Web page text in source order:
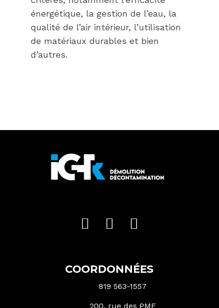
énergétique, la gestion de l’eau, la
qualité de l’air intérieur, l’utilisation
de matériaux durables et bien
d’autres.
COORDONNÉES
819 563-1557
200, rue des PME